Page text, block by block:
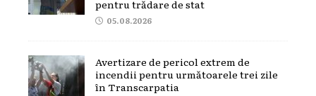
pentru trădare de stat
05.08.2026
Avertizare de pericol extrem de
incendii pentru următoarele trei zile
în Transcarpatia